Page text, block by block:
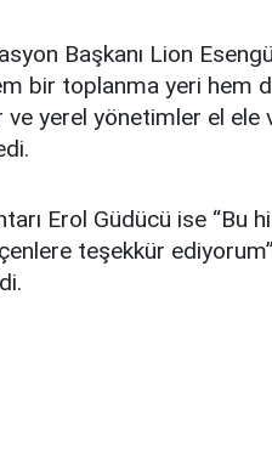
Başkanı Lion
bir toplanma yeri hem
ve yerel yönetimler el
Erol Güdücü ise “Bu
teşekkür